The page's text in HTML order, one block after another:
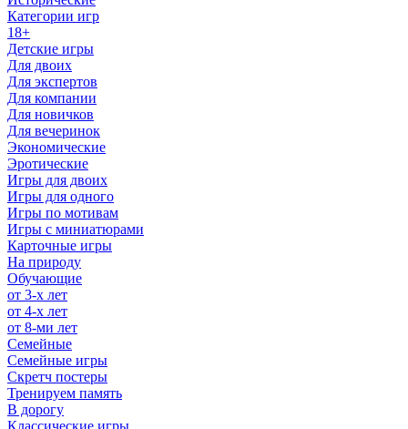
Категории игр
18+
Детские игры
Для двоих
Для экспертов
Для компании
Для новичков
Для вечеринок
Экономические
Эротические
Игры для двоих
Игры для одного
Игры по мотивам
Игры с миниатюрами
Карточные игры
На природу
Обучающие
от 3-х лет
от 4-х лет
от 8-ми лет
Семейные
Семейные игры
Скретч постеры
Тренируем память
В дорогу
Классические игры